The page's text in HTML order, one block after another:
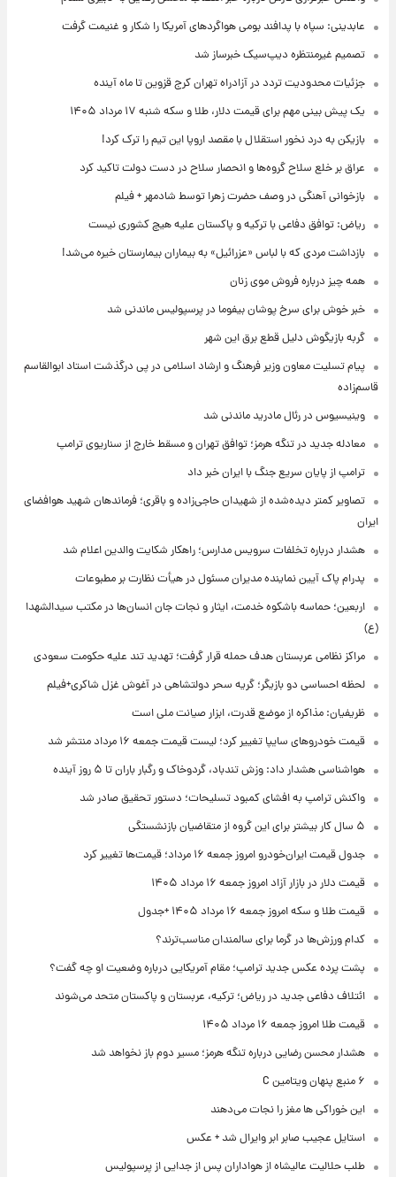
عابدینی: سپاه با پدافند بومی هواگردهای آمریکا را شکار و غنیمت گرفت
تصمیم غیرمنتظره دیپ‌سیک خبرساز شد
جزئیات محدودیت تردد در آزادراه تهران کرج قزوین تا ماه آینده
یک پیش ‌بینی مهم برای قیمت دلار، طلا و سکه شنبه ۱۷ مرداد ۱۴۰۵
بازیکن به درد نخور استقلال با مقصد اروپا این تیم را ترک کرد!
عراق بر خلع سلاح گروه‌ها و انحصار سلاح در دست دولت تاکید کرد
بازخوانی آهنگی در وصف حضرت زهرا توسط شادمهر + فیلم
ریاض: توافق دفاعی با ترکیه و پاکستان علیه هیچ کشوری نیست
بازداشت مردی که با لباس «عزرائیل» به بیماران بیمارستان خیره می‌شد!
همه چیز درباره فروش موی زنان
خبر خوش برای سرخ پوشان بیفوما در پرسپولیس ماندنی شد
گربه بازیگوش دلیل قطع برق این شهر
پیام تسلیت معاون وزیر فرهنگ و ارشاد اسلامی در پی درگذشت استاد ابوالقاسم
قاسم‌زاده
وینیسیوس در رئال مادرید ماندنی شد
معادله جدید در تنگه هرمز؛ توافق تهران و مسقط خارج از سناریوی ترامپ
ترامپ از پایان سریع جنگ با ایران خبر داد
تصاویر کمتر دیده‌شده از شهیدان حاجی‌زاده و باقری؛ فرماندهان شهید هوافضای
ایران
هشدار درباره تخلفات سرویس مدارس؛ راهکار شکایت والدین اعلام شد
پدرام پاک آیین نماینده مدیران مسئول در هیأت نظارت بر مطبوعات
اربعین؛ حماسه باشکوه خدمت، ایثار و نجات جان انسان‌ها در مکتب سیدالشهدا
(ع)
مراکز نظامی عربستان هدف حمله قرار گرفت؛ تهدید تند علیه حکومت سعودی
لحظه احساسی دو بازیگر؛ گریه سحر دولتشاهی در آغوش غزل شاکری+فیلم
ظریفیان: مذاکره از موضع قدرت، ابزار صیانت ملی است
قیمت خودروهای سایپا تغییر کرد؛ لیست قیمت جمعه ۱۶ مرداد منتشر شد
هواشناسی هشدار داد: وزش تندباد، گردوخاک و رگبار باران تا ۵ روز آینده
واکنش ترامپ به افشای کمبود تسلیحات؛ دستور تحقیق صادر شد
۵ سال کار بیشتر برای این گروه از متقاضیان بازنشستگی
جدول قیمت ایران‌خودرو امروز جمعه ۱۶ مرداد؛ قیمت‌ها تغییر کرد
قیمت دلار در بازار آزاد امروز جمعه ۱۶ مرداد ۱۴۰۵
قیمت طلا و سکه امروز جمعه ۱۶ مرداد ۱۴۰۵ +جدول
کدام ورزش‌ها در گرما برای سالمندان مناسب‌ترند؟
پشت پرده عکس جدید ترامپ؛ مقام آمریکایی درباره وضعیت او چه گفت؟
ائتلاف دفاعی جدید در ریاض؛ ترکیه، عربستان و پاکستان متحد می‌شوند
قیمت طلا امروز جمعه ۱۶ مرداد ۱۴۰۵
هشدار محسن رضایی درباره تنگه هرمز؛ مسیر دوم باز نخواهد شد
۶ منبع پنهان ویتامین C
این خوراکی ها مغز را نجات می‌دهند
استایل عجیب صابر ابر وایرال شد + عکس
طلب حلالیت عالیشاه از هواداران پس از جدایی از پرسپولیس